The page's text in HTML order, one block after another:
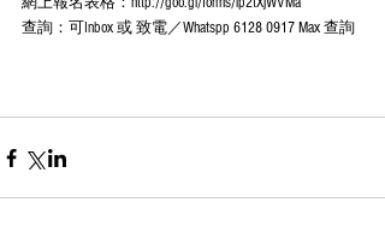
查詢：可Inbox 或 致電／Whatspp 6128 0917 Max 查詢